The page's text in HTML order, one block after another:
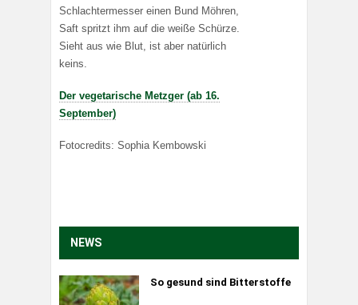
Schlachtermesser einen Bund Möhren,
Saft spritzt ihm auf die weiße Schürze.
Sieht aus wie Blut, ist aber natürlich
keins.
Der vegetarische Metzger (ab 16.
September)
Fotocredits: Sophia Kembowski
NEWS
So gesund sind Bitterstoffe